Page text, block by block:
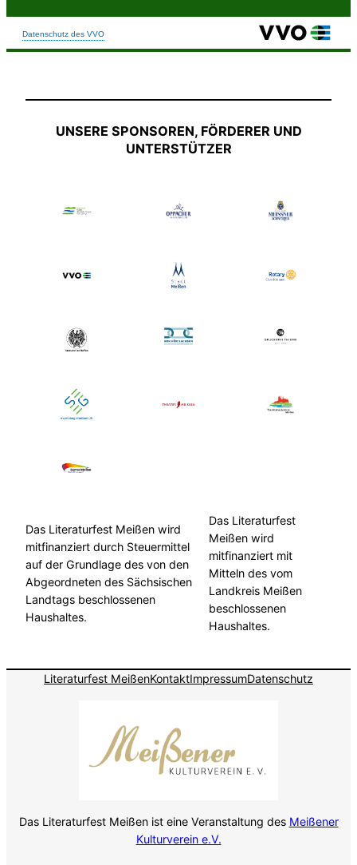
UNSERE SPONSOREN, FÖRDERER UND
UNTERSTÜTZER
Das Literaturfest Meißen wird
mitfinanziert durch Steuermittel
auf der Grundlage des von den
Abgeordneten des Sächsischen
Landtags beschlossenen
Haushaltes.
Das Literaturfest
Meißen wird
mitfinanziert mit
Mitteln des vom
Landkreis Meißen
beschlossenen
Haushaltes.
Literaturfest MeißenKontaktImpressumDatenschutz
Das Literaturfest Meißen ist eine Veranstaltung des Meißener
Kulturverein e.V.